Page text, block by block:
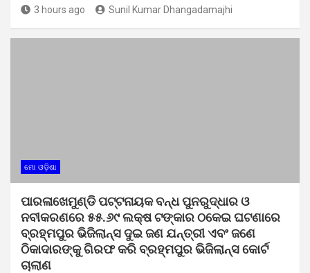
3 hours ago Sunil Kumar Dhangadamajhi
ମୋ ଓଡ଼ିଶା
ପାରଳାଖେମୁଣ୍ଡି ପଟ୍ଟନାୟକ ବନ୍ଧ ପୁନରୁଦ୍ଧାର ଓ
ନବୀକରଣରେ ୫୫.୬୯ ଲକ୍ଷ ଟଙ୍କାର ଠକେଇ ଘଟଣାରେ
ବ୍ରହ୍ମପୁର ଭିଜିଲାନ୍ସ ଦୁଇ ଜଣ ଯନ୍ତ୍ରୀ ଏବଂ ଜଣେ
ଠିକାଦାରଙ୍କୁ ଗିରଫ କରି ବ୍ରହ୍ମପୁର ଭିଜିଲାନ୍ସ କୋର୍ଟ
ଚାଲାଣ